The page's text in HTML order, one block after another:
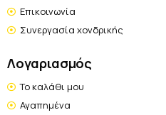
Επικοινωνία
Συνεργασία χονδρικής
Λογαριασμός
Το καλάθι μου
Αγαπημένα